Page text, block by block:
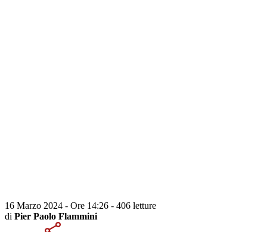
16 Marzo 2024 - Ore 14:26 - 406 letture
di Pier Paolo Flammini